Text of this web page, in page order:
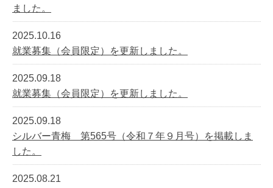
ました。
2025.10.16
就業募集（会員限定）を更新しました。
2025.09.18
就業募集（会員限定）を更新しました。
2025.09.18
シルバー青梅 第565号（令和７年９月号）を掲載しま
した。
2025.08.21